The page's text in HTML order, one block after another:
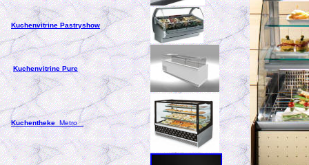
Kuchenvitrine Pastryshow
Kuchenvitrine Pure
KuchenthekeMetro